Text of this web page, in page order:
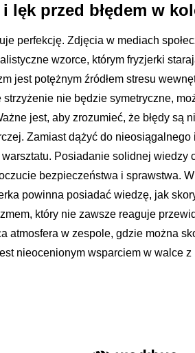
lęk przed błędem w
perfekcję. Zdjęcia w mediach
wzorce, którym fryzjerki
jest potężnym źródłem stresu
nie będzie symetryczne,
jest, aby zrozumieć, że błędy są
Zamiast dążyć do
warsztatu. Posiadanie solidnej wiedzy
bezpieczeństwa i sprawstwa.
powinna posiadać wiedzę, jak
który nie zawsze reaguje
atmosfera w zespole, gdzie można
nieocenionym wsparciem w walce